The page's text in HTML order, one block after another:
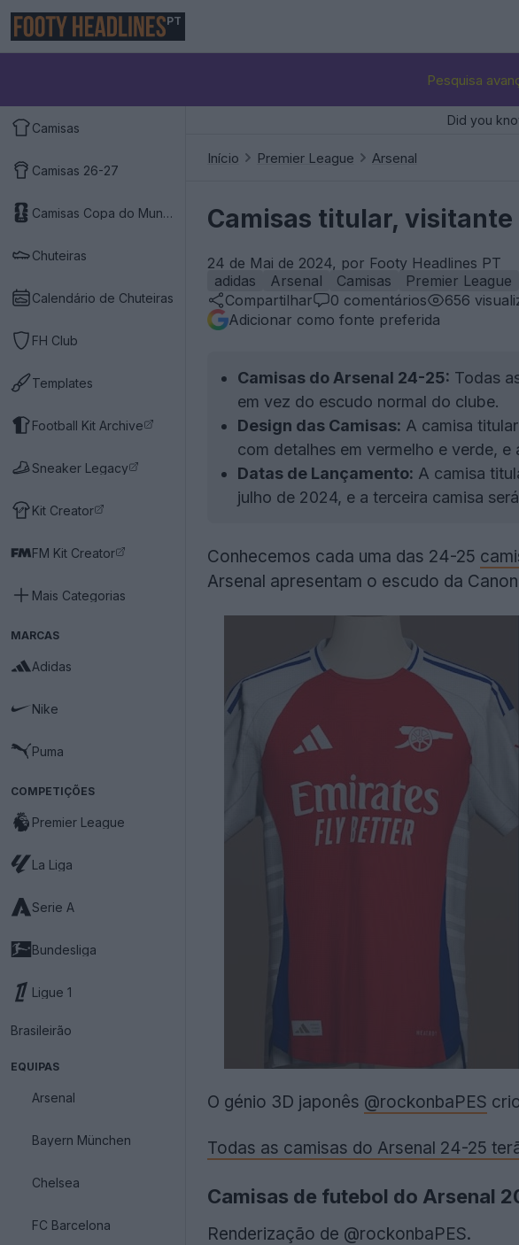
PT
Pesquisa
Camisas
Camisas 26-27
Camisas Copa do Mundo 2026
Chuteiras
Calendário de Chuteiras
FH Club
Templates
Football Kit Archive
Sneaker Legacy
Kit Creator
FM Kit Creator
Mais Categorias
MARCAS
Adidas
Nike
Puma
COMPETIÇÕES
Premier League
La Liga
Serie A
Bundesliga
Ligue 1
Brasileirão
EQUIPAS
Arsenal
Bayern München
Chelsea
FC Barcelona
Did you
Início Premier League Arsenal
Camisas titular,
24 de Mai de 2024, por Footy Headlines PT
adidas
Arsenal Camisas
Premier League
Compartilhar
0 comentários 656
Adicionar como fonte preferida
Camisas do Arsenal 24-25: Todas
em vez do escudo normal do clube.
Design das Camisas: A camisa
com detalhes em vermelho e verde,
Datas de Lançamento: A camisa
julho de 2024, e a terceira camisa
Conhecemos cada uma das 24-25
Arsenal apresentam o escudo da
O génio 3D japonês @rockonbaPES
Todas as camisas do Arsenal 24-25
Camisas de futebol do Arsenal
Renderização de @rockonbaPES.